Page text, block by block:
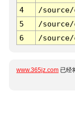
4
/
5
/
6
/
www.365jz.com 已经